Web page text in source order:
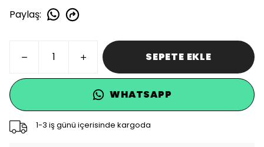
Paylaş:
SEPETE EKLE
WHATSAPP
1-3 iş günü içerisinde kargoda